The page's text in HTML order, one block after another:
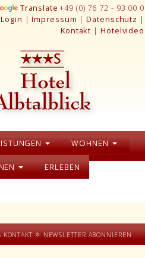
Translate +49 (0) 76 72 - 93 00 0
Login |Impressum |Datenschutz |
Kontakt | Hotelvideo
WOHNEN
ERLEBEN
KONTAKT » NEWSLETTER ABONNIEREN